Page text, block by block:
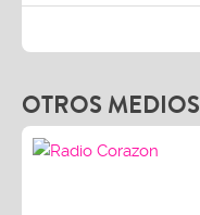
OTROS MEDIOS